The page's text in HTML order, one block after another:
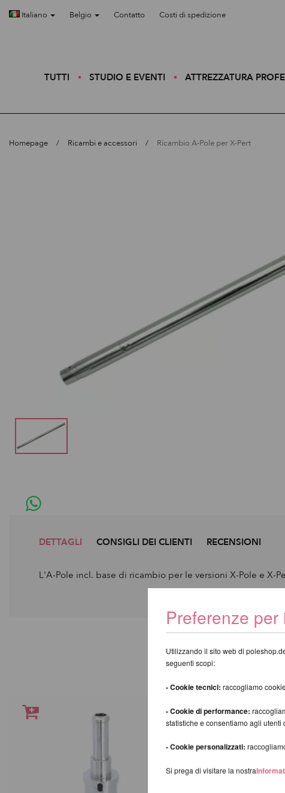
Italiano Belgio Contatto Costi di spedizione
TUTTI STUDIO E EVENTI ATTREZZATURA
Homepage Ricambi e accessori Ricambio A-Pole per X-Pert
DETTAGLI CONSIGLI DEI CLIENTI RECENSIONI
L'A-Pole incl. base di ricambio per le versioni X-Pole e X-
Preferenze per
Utilizzando il sito web di
seguenti scopi:
- Cookie tecnici: raccogliamo
- Cookie di performance:
statistiche e consentiamo agli
- Cookie personalizzati:
Si prega di visitare la nostra